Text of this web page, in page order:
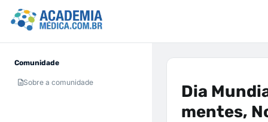
Comunidade
Sobre a comunidade
Dia
mentes,